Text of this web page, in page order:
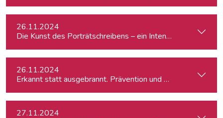
26.11.2024
Die Kunst des Porträtschreibens – ein Intensiv-Workshop
26.11.2024
Erkannt statt ausgebrannt. Prävention und Erste-Hilfe bei
27.11.2024